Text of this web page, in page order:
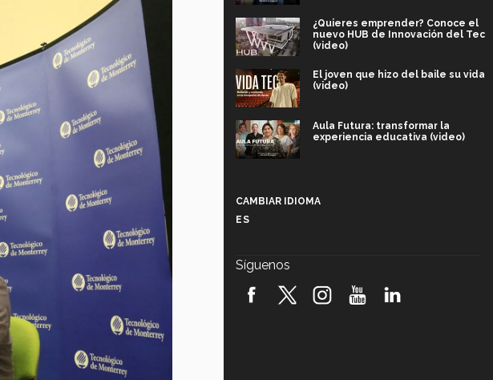
¿Quieres emprender? Conoce el
nuevo HUB de Innovación del Tec
(video)
El joven que hizo del baile su vida
(video)
Aula Futura: transformar la
experiencia educativa (video)
robótica FIRST 2026! (video)
CAMBIAR IDIOMA
ES
Síguenos